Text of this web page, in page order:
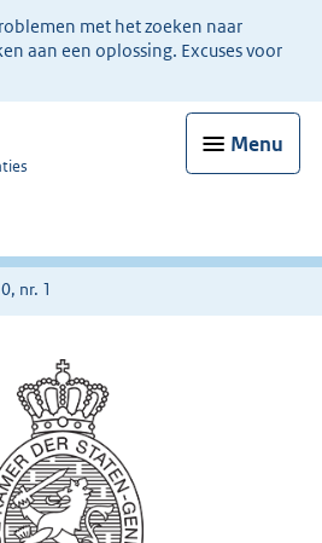
met het zoeken naar
aan een oplossing. Excuses voor
Menu
nr. 1